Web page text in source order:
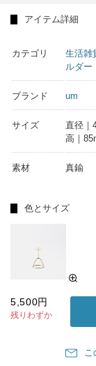
アイテム詳細
カテゴリ 生活雑
ルダー
ブランド um
サイズ
直径｜
高｜
素材 真鍮
色とサイズ
5,500円
残りわずか
こ